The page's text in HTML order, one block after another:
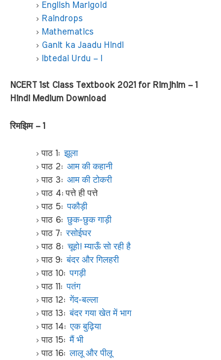
English Marigold
Raindrops
Mathematics
Ganit ka Jaadu Hindi
Ibtedai Urdu – I
NCERT 1st Class Textbook 2021 for Rimjhim – 1
Hindi Medium Download
रिमझिम – 1
पाठ 1:झूला
पाठ 2: आम की कहानी
पाठ 3: आम की टोकरी
पाठ 4: पत्ते ही पत्ते
पाठ 5:पकौड़ी
पाठ 6:छुक-छुक गाड़ी
पाठ 7:रसोईघर
पाठ 8:चूहो! म्याऊँ सो रही है
पाठ 9:बंदर और गिलहरी
पाठ 10:पगड़ी
पाठ 11:पतंग
पाठ 12:गेंद-बल्ला
पाठ 13:बंदर गया खेत में भाग
पाठ 14:एक बुढ़िया
पाठ 15:मैं भी
पाठ 16:लालू और पीलू